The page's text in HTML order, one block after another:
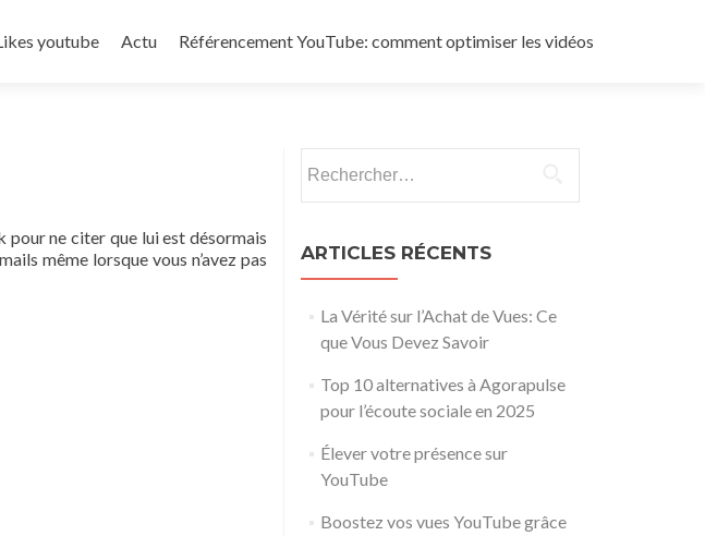
youtube Actu Référencement YouTube: comment optimiser les vidéos
ne citer que lui est désormais
même lorsque vous n’avez pas
ARTICLES RÉCENTS
La Vérité sur l’Achat de Vues: Ce
que Vous Devez Savoir
Top 10 alternatives à Agorapulse
pour l’écoute sociale en 2025
Élever votre présence sur
YouTube
Boostez vos vues YouTube grâce